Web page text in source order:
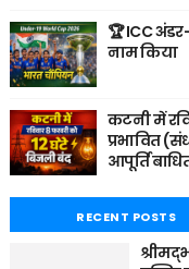
🏆 ICC
नाम किया
कटनी में
प्रभावित
आपूर्ति
RECENT POSTS